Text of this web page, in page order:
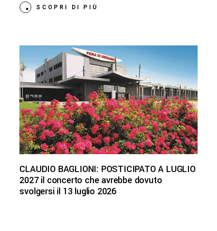
SCOPRI DI PIÙ
CLAUDIO BAGLIONI: POSTICIPATO A LUGLIO
2027 il concerto che avrebbe dovuto
svolgersi il 13 luglio 2026